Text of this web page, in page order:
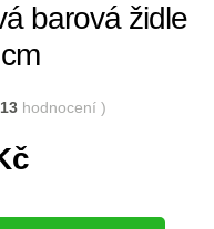
barová židle
13 hodnocení )